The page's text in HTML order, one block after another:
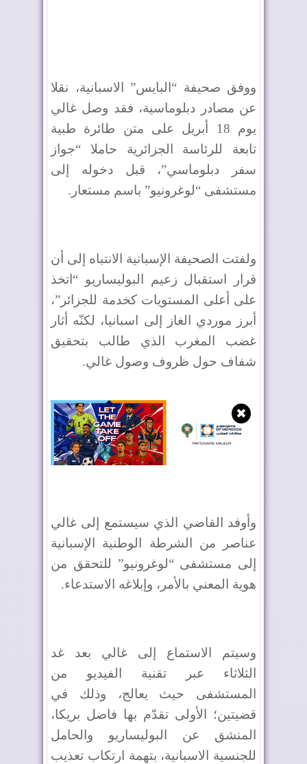
ووفق صحيفة “البايس” الاسبانية، نقلا
عن مصادر دبلوماسية، فقد وصل غالي
يوم 18 أبريل على متن طائرة طبية
تابعة للرئاسة الجزائرية حاملا “جواز
سفر دبلوماسي”، قبل دخوله إلى
مستشفى “لوغرونيو” باسم مستعار.
ولفتت الصحيفة الإسبانية الانتباه إلى أن
قرار استقبال زعيم البوليساريو “اتخذ
على أعلى المستويات كخدمة للجزائر”،
أبرز موردي الغاز إلى اسبانيا، لكنّه أثار
غضب المغرب الذي طالب بتحقيق
شفاف حول ظروف وصول غالي.
✖
وأوفد القاضي الذي سيستمع إلى غالي
عناصر من الشرطة الوطنية الإسبانية
إلى مستشفى “لوغرونيو” للتحقق من
هوية المعني بالأمر، وإبلاغه الاستدعاء.
وسيتم الاستماع إلى غالي بعد غد
الثلاثاء عبر تقنية الفيديو من
المستشفى حيث يعالج، وذلك في
قضيتين؛ الأولى تقدّم بها فاضل بريكا،
المنشق عن البوليساريو والحامل
للجنسية الاسبانية، بتهمة ارتكاب تعذيب